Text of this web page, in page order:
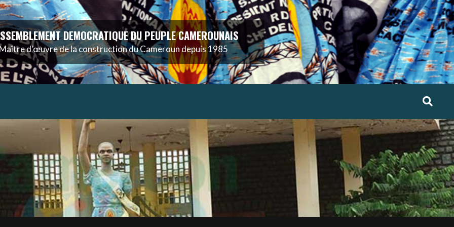
DEMOCRATIQUE DU PEUPLE CAMEROUNAIS
d’œuvre de la construction du Cameroun depuis 1985
Search